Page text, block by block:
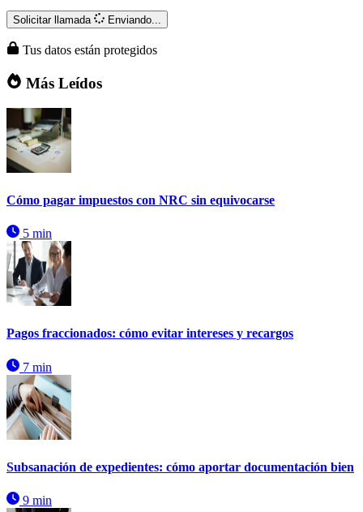
Solicitar llamada Enviando...
Tus datos están protegidos
Más Leídos
Cómo pagar impuestos con NRC sin equivocarse
5 min
Pagos fraccionados: cómo evitar intereses y recargos
7 min
Subsanación de expedientes: cómo aportar documentación bien
9 min